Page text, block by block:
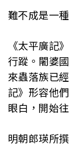
難不成是一
《太平廣記
行蹤。闍婆
來蟲落族已
記》形容他
眼白，開始
明朝郎瑛所